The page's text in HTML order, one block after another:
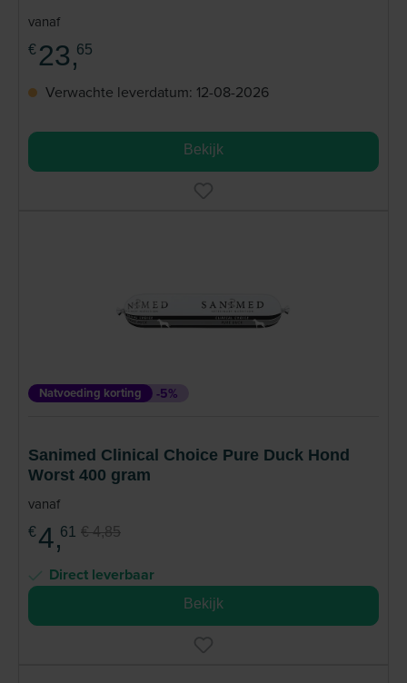
vanaf
€ 23,65
Verwachte leverdatum: 12-08-2026
Bekijk
Natvoeding korting -5%
Sanimed Clinical Choice Pure Duck Hond
Worst 400 gram
vanaf
€ 4,61 € 4,85
Direct leverbaar
Bekijk